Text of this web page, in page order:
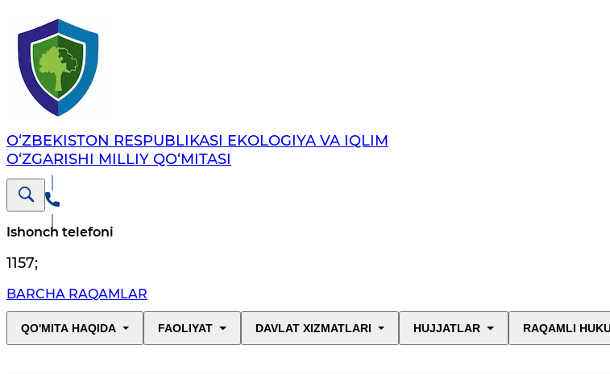
O‘ZBEKISTON RESPUBLIKASI EKOLOGIYA VA IQLIM
O‘ZGARISHI MILLIY QO‘MITASI
Ishonch telefoni
1157;
BARCHA RAQAMLAR
QO'MITA HAQIDA FAOLIYAT DAVLAT XIZMATLARI HUJJATLAR RAQAMLI